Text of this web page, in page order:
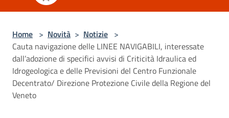
Home > Novità > Notizie >
Cauta navigazione delle LINEE NAVIGABILI, interessate
dall’adozione di specifici avvisi di Criticità Idraulica ed
Idrogeologica e delle Previsioni del Centro Funzionale
Decentrato/ Direzione Protezione Civile della Regione del
Veneto